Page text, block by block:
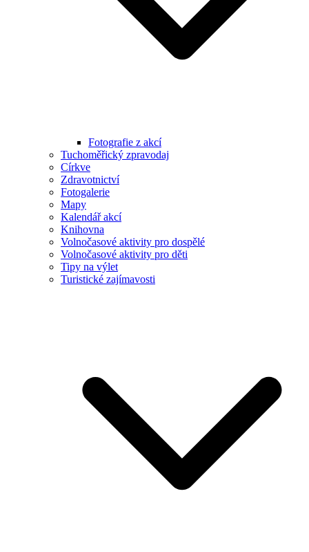
Fotografie z akcí
Tuchoměřický zpravodaj
Církve
Zdravotnictví
Fotogalerie
Mapy
Kalendář akcí
Knihovna
Volnočasové aktivity pro dospělé
Volnočasové aktivity pro děti
Tipy na výlet
Turistické zajímavosti